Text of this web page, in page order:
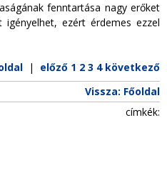
fenntartása nagy erőket
ezért érdemes ezzel
| előző 1 2 3 4 következő
Vissza: Főoldal
címkék: